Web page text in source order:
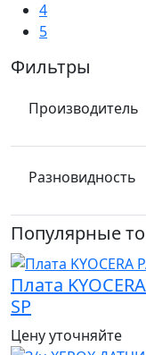
4
5
Фильтры
Производитель
Разновидность
Популярные
Плата
SP
Цену уточняйте